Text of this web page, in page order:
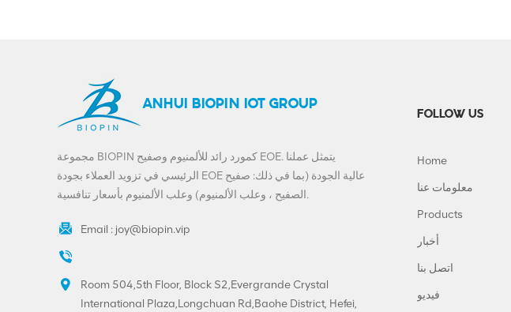
ANHUI BIOPIN IOT GROUP
مجموعة BIOPIN كمورد رائد للألمنيوم وصفيح EOE. يتمثل عملنا
الرئيسي في تزويد العملاء بجودة EOE عالية الجودة (بما في ذلك: صفيح
الصفيح ، وعلب الألمنيوم) وعلب الألمنيوم بأسعار تنافسية.
Email : joy@biopin.vip
Room 504,5th Floor, Block S2,Evergrande Crystal
International Plaza,Longchuan Rd,Baohe District, Hefei,
FOLLOW US
Home
معلومات عنا
Products
أخبار
اتصل بنا
فيديو